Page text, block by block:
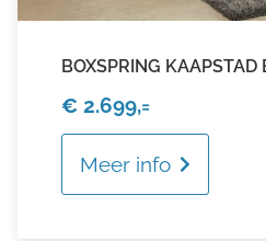
BOXSPRING KAAPSTAD
€ 2.699,=
Meer info